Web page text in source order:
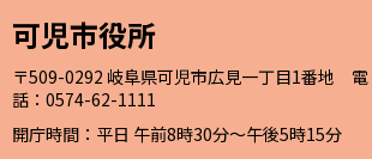
可児市役所
〒509-0292 岐阜県可児市広見一丁目1番地 電
話：0574-62-1111
開庁時間：平日 午前8時30分～午後5時15分